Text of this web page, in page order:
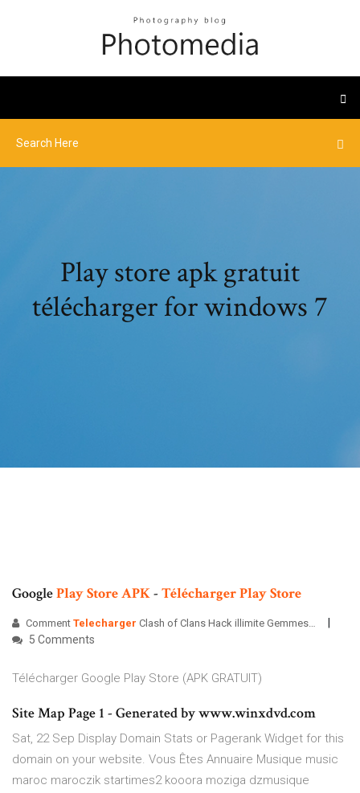
Play store apk gratuit
télécharger for windows 7
GooglePlayStoreAPK- TéléchargerPlayStore
Comment Telecharger Clash of Clans Hack illimite Gemmes…
5 Comments
Télécharger Google Play Store (APK GRATUIT)
Site Map Page 1 - Generated by www.winxdvd.com
Sat, 22 Sep Display Domain Stats or Pagerank Widget for this
domain on your website. Vous Êtes Annuaire Musique music
maroc maroczik startimes2 kooora moziga dzmusique